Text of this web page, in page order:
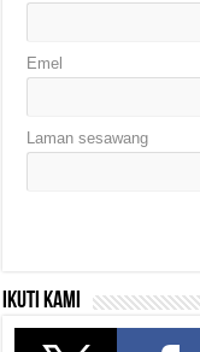
Emel
Laman sesawang
Ikuti kami